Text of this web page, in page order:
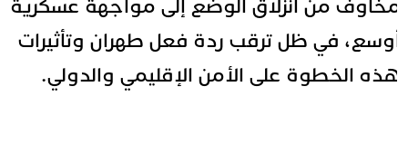
من انزلاق الوضع إلى مواجهة عسكرية
في ظل ترقب ردة فعل طهران وتأثيرات
الخطوة على الأمن الإقليمي والدولي.